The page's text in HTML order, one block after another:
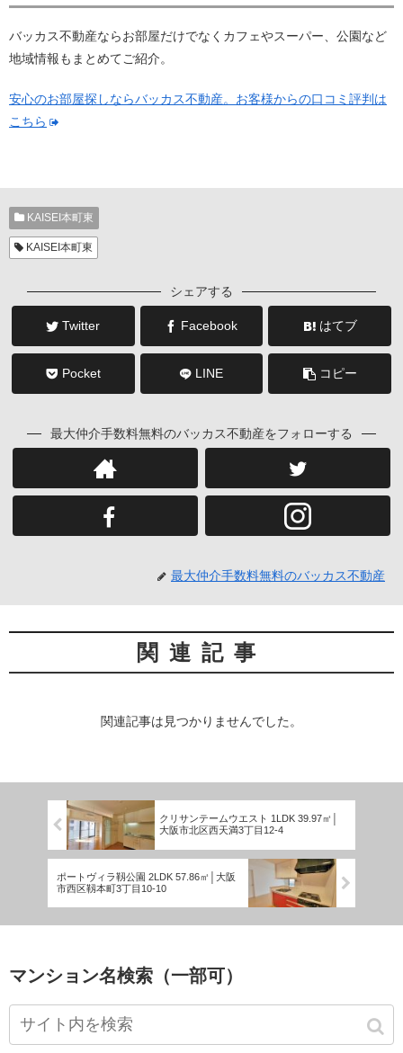
バッカス不動産ならお部屋だけでなくカフェやスーパー、公園など
地域情報もまとめてご紹介。
安心のお部屋探しならバッカス不動産。お客様からの口コミ評判は
こちら
KAISEI本町東
KAISEI本町東
シェアする
Twitter Facebook はてブ
Pocket LINE コピー
最大仲介手数料無料のバッカス不動産をフォローする
最大仲介手数料無料のバッカス不動産
関連記事
関連記事は見つかりませんでした。
クリサンテームウエスト 1LDK 39.97㎡│
大阪市北区西天満3丁目12-4
ポートヴィラ靱公園 2LDK 57.86㎡│大阪
市西区靱本町3丁目10-10
マンション名検索（一部可）